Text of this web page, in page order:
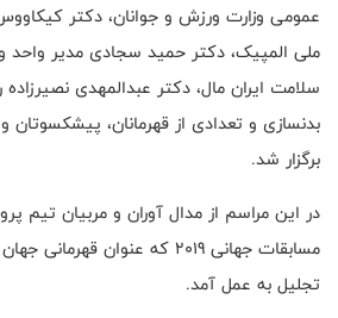
عمومی وزارت ورزش و جوانان، دکتر
ملی المپیک، دکتر حمید سجادی مدیر واحد
سلامت ایران مال، دکتر عبدالمهدی
بدنسازی و تعدادی از قهرمانان، پیشکسوتان
برگزار شد.
در این مراسم از مدال آوران و مربیان تیم
مسابقات جهانی 2019 که عنوان
تجلیل به عمل آمد.